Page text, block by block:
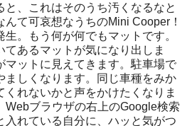
と、これはそのうち汚くなるなと
て可哀想なうちのMini Cooper！
。もう何が何でもマットです。
てあるマットが気になり出しま
マットに見えてきます。駐車場で
ましくなります。同じ車種をみか
くれないかと声をかけたくなりま
Webブラウザの右上のGoogle検索
れている自分に、ハッと気がつ